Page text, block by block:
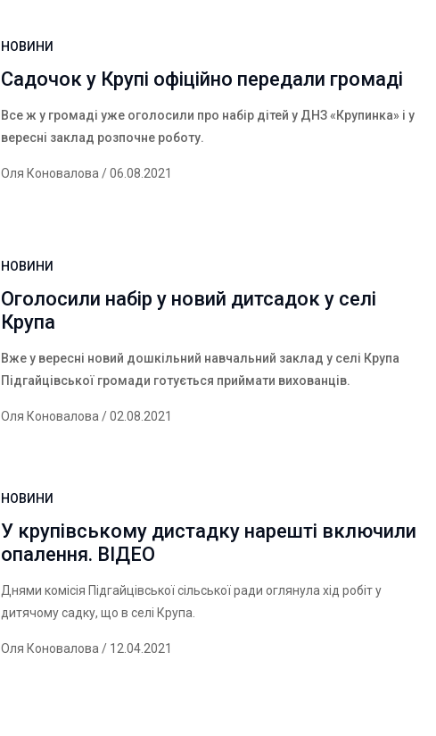
НОВИНИ
Садочок у Крупі офіційно передали громаді
Все ж у громаді уже оголосили про набір дітей у ДНЗ «Крупинка» і у
вересні заклад розпочне роботу.
Оля Коновалова / 06.08.2021
НОВИНИ
Оголосили набір у новий дитсадок у селі
Крупа
Вже у вересні новий дошкільний навчальний заклад у селі Крупа
Підгайцівської громади готується приймати вихованців.
Оля Коновалова/ 02.08.2021
НОВИНИ
У крупівському дистадку нарешті включили
опалення. ВІДЕО
Днями комісія Підгайцівської сільської ради оглянула хід робіт у
дитячому садку, що в селі Крупа.
Оля Коновалова / 12.04.2021